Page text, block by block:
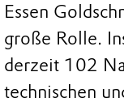
Essen
große Rolle.
derzeit 102
technischen